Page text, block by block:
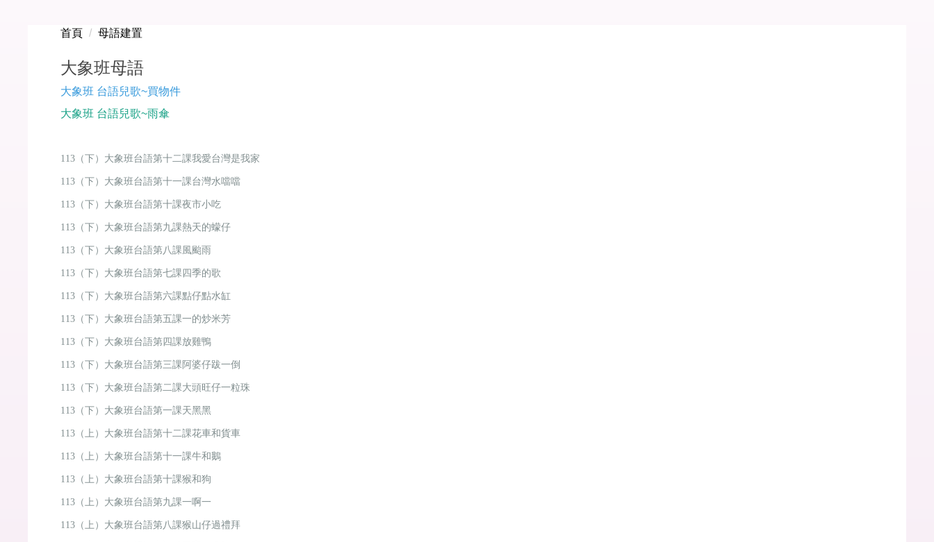
首頁 母語建置
大象班母語
大象班 台語兒歌~買物件
大象班 台語兒歌~雨傘
113（下）大象班台語第十二課我愛台灣是我家
113（下）大象班台語第十一課台灣水噹噹
113（下）大象班台語第十課夜市小吃
113（下）大象班台語第九課熱天的蠓仔
113（下）大象班台語第八課風颱雨
113（下）大象班台語第七課四季的歌
113（下）大象班台語第六課點仔點水缸
113（下）大象班台語第五課一的炒米芳
113（下）大象班台語第四課放雞鴨
113（下）大象班台語第三課阿婆仔跋一倒
113（下）大象班台語第二課大頭旺仔一粒珠
113（下）大象班台語第一課天黑黑
113（上）大象班台語第十二課花車和貨車
113（上）大象班台語第十一課牛和鵝
113（上）大象班台語第十課猴和狗
113（上）大象班台語第九課一啊一
113（上）大象班台語第八課猴山仔過禮拜